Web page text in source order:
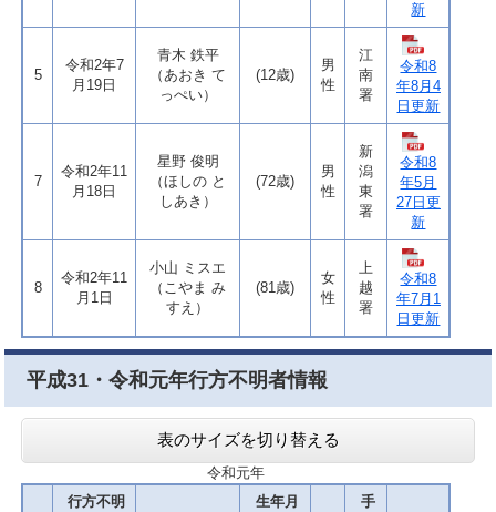
新
5
令和2年7
月19日
青木 鉄平
（あおき て
っぺい）
(12歳)
男
性
江
南
署
令和8
年8月4
日更新
7
令和2年11
月18日
星野 俊明
（ほしの と
しあき）
(72歳)
男
性
新
潟
東
署
令和8
年5月
27日更
新
8
令和2年11
月1日
小山 ミスエ
（こやま み
すえ）
(81歳)
女
性
上
越
署
令和8
年7月1
日更新
平成31・令和元年行方不明者情報
表のサイズを切り替える
令和元年
行方不明
生年月
手